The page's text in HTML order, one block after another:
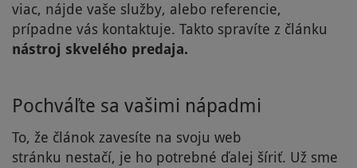
viac, nájde vaše služby, alebo referencie,
prípadne vás kontaktuje. Takto spravíte z článku
nástroj skvelého predaja.
Pochváľte sa vašimi nápadmi
To, že článok zavesíte na svoju web
stránku nestačí, je ho potrebné ďalej šíriť. Už sme